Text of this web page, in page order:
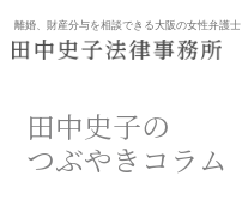
離婚、財産分与を相談できる大阪の女性弁護士
田中史子の
つぶやきコラム